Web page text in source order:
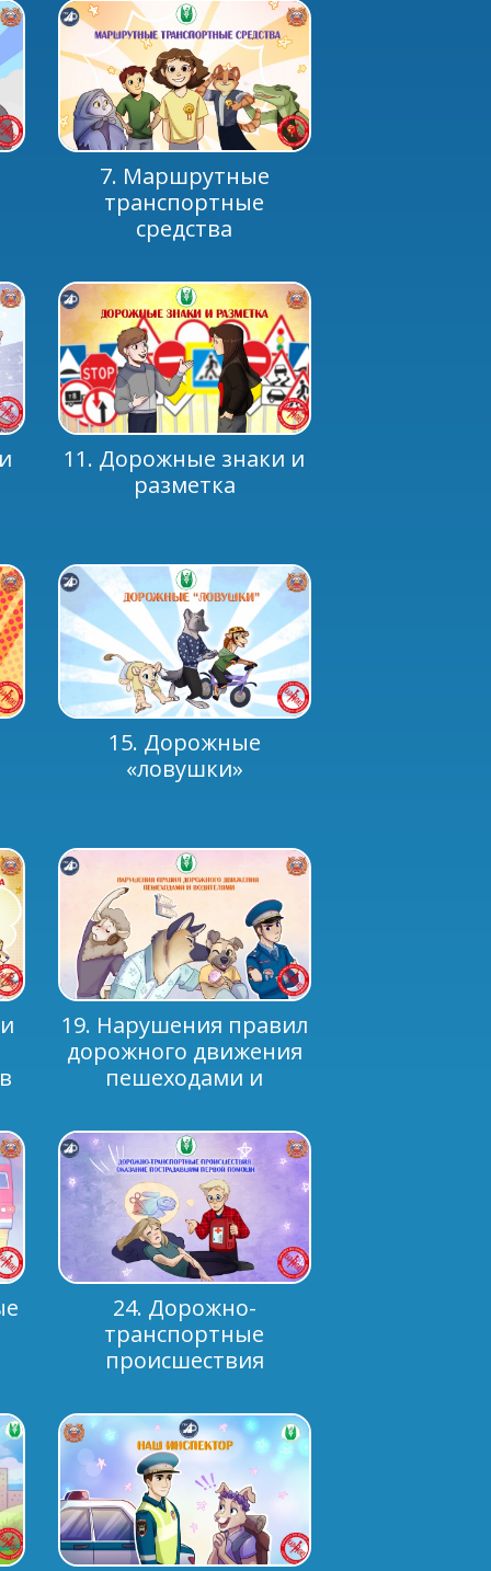
.
7. Маршрутные
транспортные
средства
11. Дорожные знаки и
разметка
15. Дорожные
«ловушки»
19. Нарушения правил
дорожного движения
пешеходами и
24. Дорожно-
транспортные
происшествия